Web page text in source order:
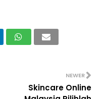
NEWER
Skincare Online